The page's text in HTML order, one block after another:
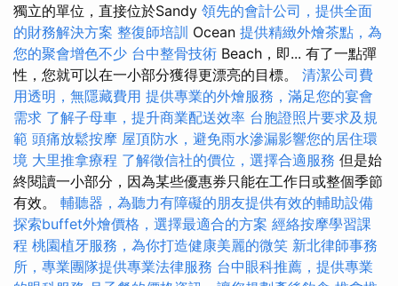
獨立的單位，直接位於Sandy 領先的會計公司，提供全面
的財務解決方案 整復師培訓 Ocean 提供精緻外燴茶點，為
您的聚會增色不少 台中整骨技術 Beach，即... 有了一點彈
性，您就可以在一小部分獲得更漂亮的目標。 清潔公司費
用透明，無隱藏費用 提供專業的外燴服務，滿足您的宴會
需求 了解子母車，提升商業配送效率 台胞證照片要求及規
範 頭痛放鬆按摩 屋頂防水，避免雨水滲漏影響您的居住環
境 大里推拿療程 了解徵信社的價位，選擇合適服務 但是始
終閱讀一小部分，因為某些優惠券只能在工作日或整個季節
有效。 輔聽器，為聽力有障礙的朋友提供有效的輔助設備
探索buffet外燴價格，選擇最適合的方案 經絡按摩學習課
程 桃園植牙服務，為你打造健康美麗的微笑 新北律師事務
所，專業團隊提供專業法律服務 台中眼科推薦，提供專業